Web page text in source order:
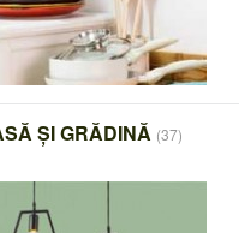
ȘI GRĂDINĂ (37)